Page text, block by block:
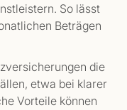
So lässt
Beträgen
die
etwa bei klarer
Vorteile können